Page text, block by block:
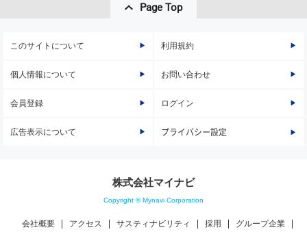
Page Top
このサイトについて 利用規約
個人情報について お問い合わせ
会員登録 ログイン
広告表示について プライバシー設定
株式会社マイナビ
Copyright © Mynavi Corporation
会社概要 アクセス サスティナビリティ 採用 グループ企業